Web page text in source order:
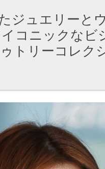
ジュエリーと
コニックなビ
トリーコレク